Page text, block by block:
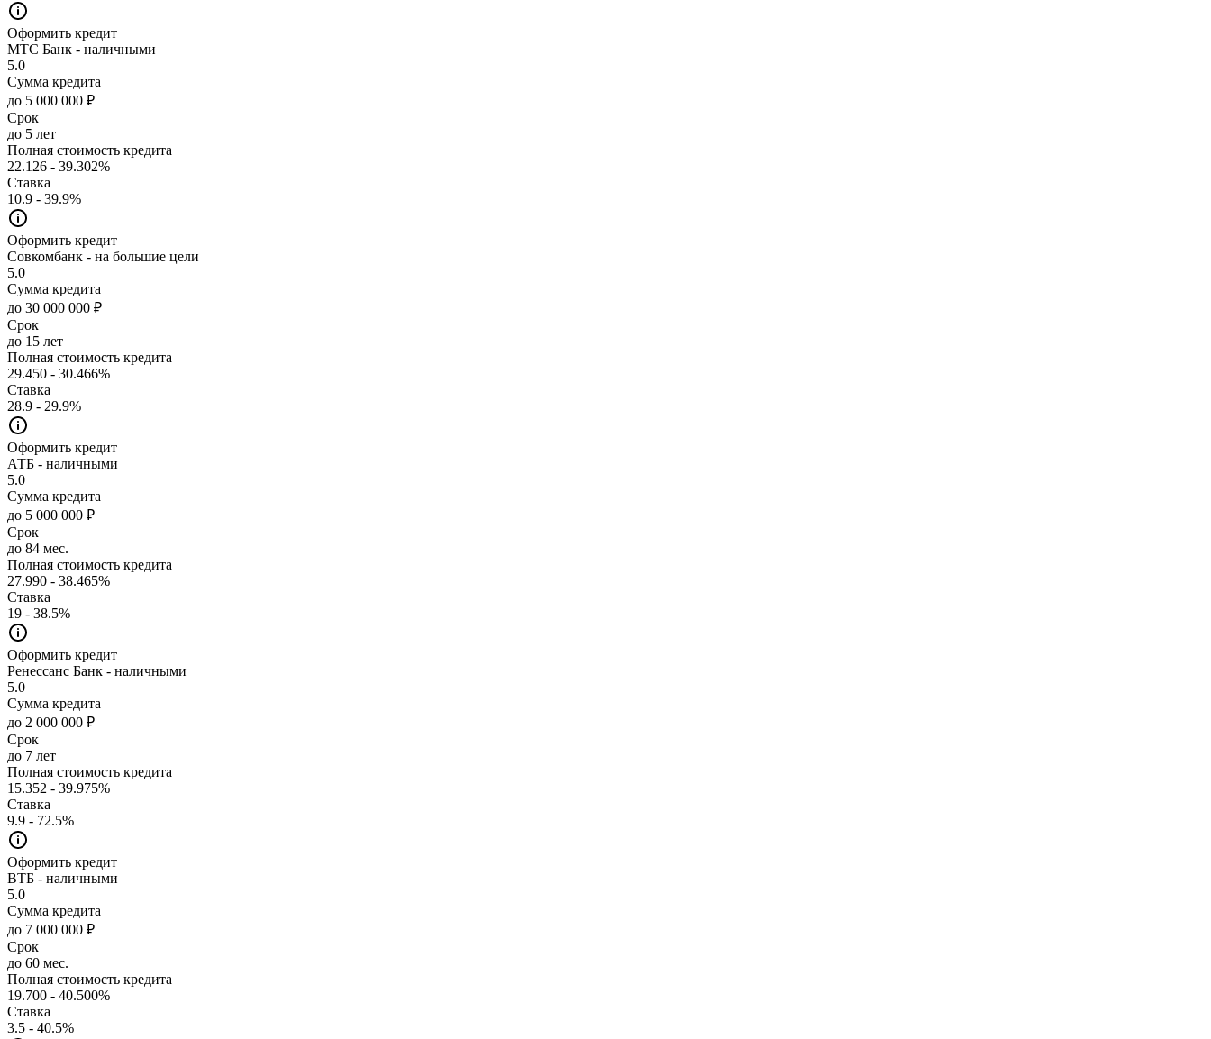
Оформить кредит
МТС Банк - наличными
5.0
Сумма кредита
до 5 000 000 ₽
Срок
до 5 лет
Полная стоимость кредита
22.126 - 39.302%
Ставка
10.9 - 39.9%
Оформить кредит
Совкомбанк - на большие цели
5.0
Сумма кредита
до 30 000 000 ₽
Срок
до 15 лет
Полная стоимость кредита
29.450 - 30.466%
Ставка
28.9 - 29.9%
Оформить кредит
АТБ - наличными
5.0
Сумма кредита
до 5 000 000 ₽
Срок
до 84 мес.
Полная стоимость кредита
27.990 - 38.465%
Ставка
19 - 38.5%
Оформить кредит
Ренессанс Банк - наличными
5.0
Сумма кредита
до 2 000 000 ₽
Срок
до 7 лет
Полная стоимость кредита
15.352 - 39.975%
Ставка
9.9 - 72.5%
Оформить кредит
ВТБ - наличными
5.0
Сумма кредита
до 7 000 000 ₽
Срок
до 60 мес.
Полная стоимость кредита
19.700 - 40.500%
Ставка
3.5 - 40.5%